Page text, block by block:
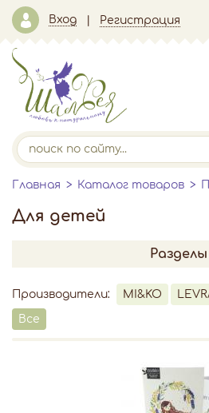
Вход Регистрация
Главная Каталог товаров
Для детей
Разделы
Производители: MI&KO
Все